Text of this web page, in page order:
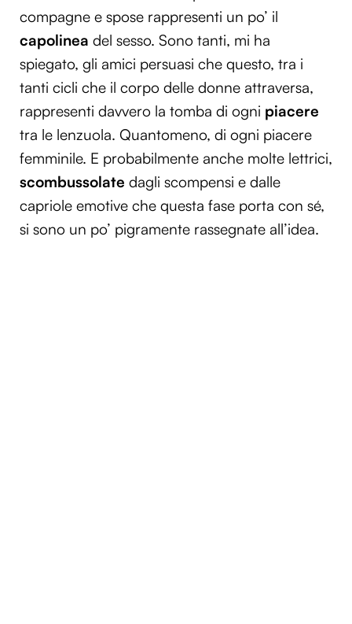
compagne e spose rappresenti un po’ il
capolinea del sesso. Sono tanti, mi ha
spiegato, gli amici persuasi che questo, tra i
tanti cicli che il corpo delle donne attraversa,
rappresenti davvero la tomba di ogni piacere
tra le lenzuola. Quantomeno, di ogni piacere
femminile. E probabilmente anche molte lettrici,
scombussolate dagli scompensi e dalle
capriole emotive che questa fase porta con sé,
si sono un po’ pigramente rassegnate all’idea.